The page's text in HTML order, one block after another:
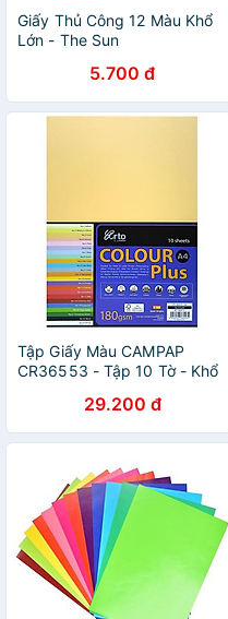
Giấy Thủ Công 12 Màu Khổ
Lớn - The Sun
5.700 đ
Tập Giấy Màu CAMPAP
CR36553 - Tập 10 Tờ - Khổ
29.200 đ